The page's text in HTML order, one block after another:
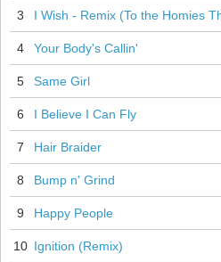
3 I Wish - Remix (To the Homies
4 Your Body's Callin'
5 Same Girl
6 I Believe I Can Fly
7 Hair Braider
8 Bump n' Grind
9 Happy People
10 Ignition (Remix)